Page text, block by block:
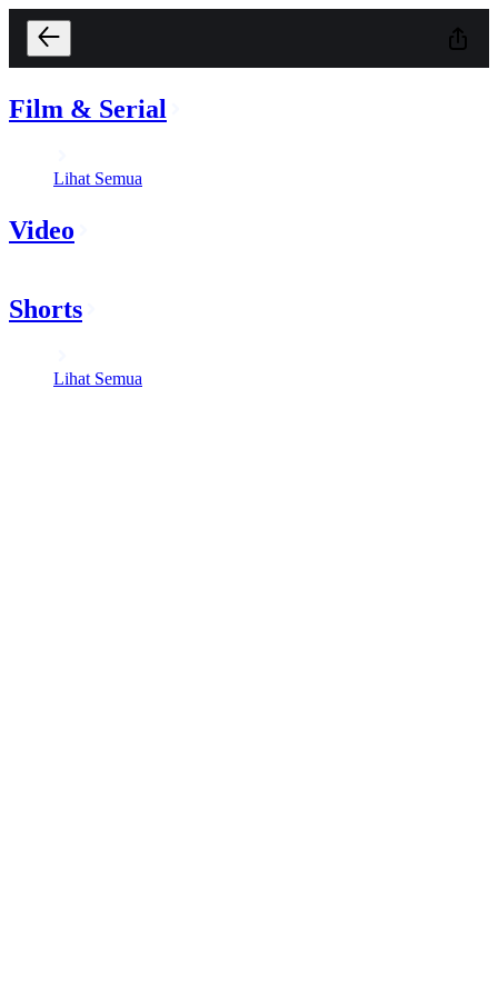
Film & Serial
Lihat Semua
Video
Shorts
Lihat Semua